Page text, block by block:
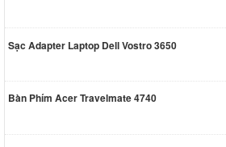
Sạc Adapter Laptop Dell Vostro 3650
Bàn Phím Acer Travelmate 4740